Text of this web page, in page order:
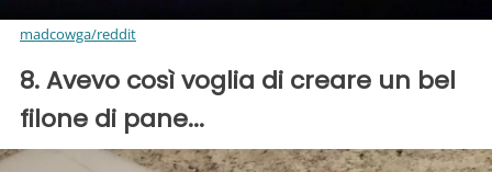
madcowga/reddit
8. Avevo così voglia di creare un bel
filone di pane...